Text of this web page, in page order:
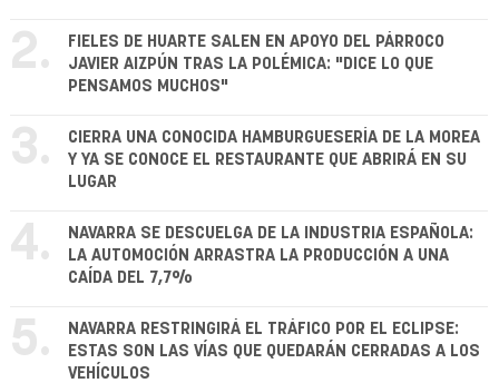
2.
FIELES DE HUARTE SALEN EN APOYO DEL PÁRROCO
JAVIER AIZPÚN TRAS LA POLÉMICA: "DICE LO QUE
PENSAMOS MUCHOS"
3.
CIERRA UNA CONOCIDA HAMBURGUESERÍA DE LA MOREA
Y YA SE CONOCE EL RESTAURANTE QUE ABRIRÁ EN SU
LUGAR
4.
NAVARRA SE DESCUELGA DE LA INDUSTRIA ESPAÑOLA:
LA AUTOMOCIÓN ARRASTRA LA PRODUCCIÓN A UNA
CAÍDA DEL 7,7%
5.
NAVARRA RESTRINGIRÁ EL TRÁFICO POR EL ECLIPSE:
ESTAS SON LAS VÍAS QUE QUEDARÁN CERRADAS A LOS
VEHÍCULOS